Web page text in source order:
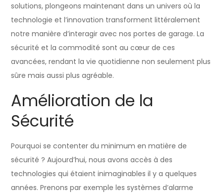
solutions, plongeons maintenant dans un univers où la
technologie et l’innovation transforment littéralement
notre manière d’interagir avec nos portes de garage. La
sécurité et la commodité sont au cœur de ces
avancées, rendant la vie quotidienne non seulement plus
sûre mais aussi plus agréable.
Amélioration de la
Sécurité
Pourquoi se contenter du minimum en matière de
sécurité ? Aujourd’hui, nous avons accès à des
technologies qui étaient inimaginables il y a quelques
années. Prenons par exemple les systèmes d’alarme